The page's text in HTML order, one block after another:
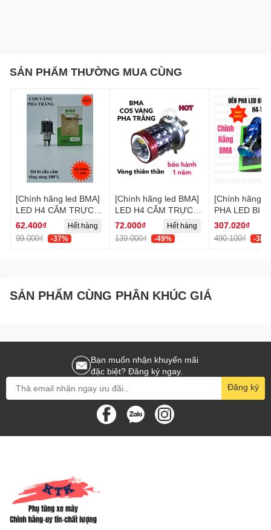
SẢN PHẨM THƯỜNG MUA CÙNG
[Chính hãng led BMA]
LED H4 CẮM TRỰC
TIẾP - BI CẦU COS
VÀNG PHA TRẮNG
62.400₫
99.000₫ -37%
Hết hàng
[Chính hãng led BMA]
LED H4 CẮM TRỰC
TIẾP - COS VÀNG
PHA TRẮNG THIÊN
THẦN
72.000₫
139.000₫ -49%
Hết hàng
[Chính hãng
PHA LED BI
MÁY T11-H4-
DPL SÁNG
TRẮNG(55W-
307.020₫
490.100₫ -38%
SẢN PHẨM CÙNG PHÂN KHÚC GIÁ
Bạn muốn nhận khuyến mãi
đặc biệt? Đăng ký ngay.
Đăng ký